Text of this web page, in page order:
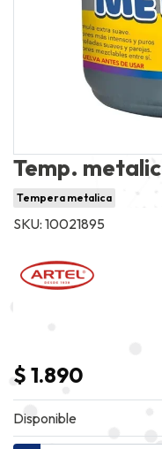
Temp.
Tempera metalica
SKU: 10021895
$ 1.890
Disponible